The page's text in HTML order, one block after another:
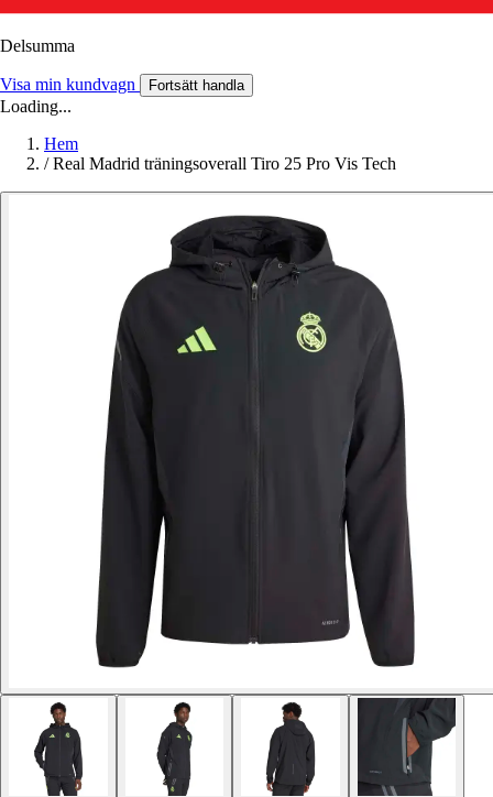
Delsumma
Visa min kundvagn Fortsätt handla
Loading...
Hem
/ Real Madrid träningsoverall Tiro 25 Pro Vis Tech